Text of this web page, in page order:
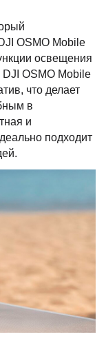
OSMO Mobile
освещения
DJI OSMO Mobile
что делает
в
и
подходит